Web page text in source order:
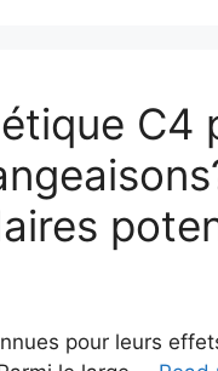
C4
pour leurs